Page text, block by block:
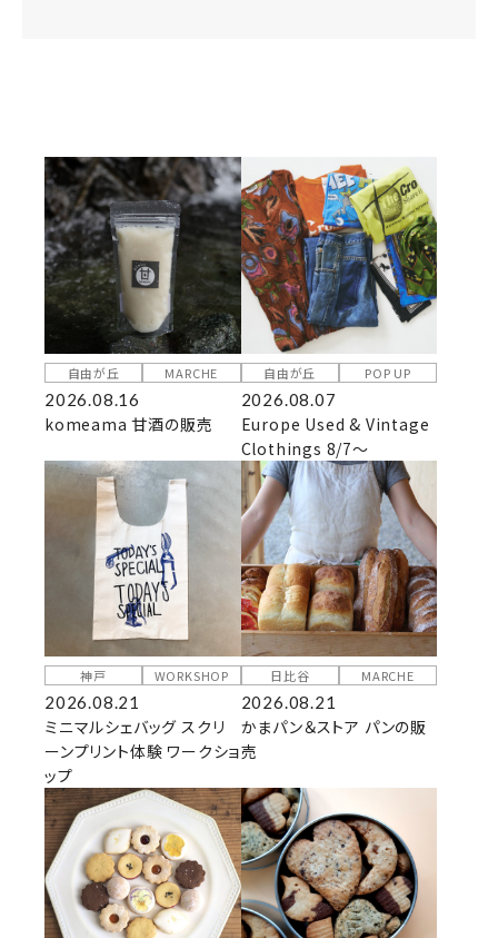
自由が丘 MARCHE
2026.08.16
komeama 甘酒の販売
自由が丘 POP UP
2026.08.07
Europe Used & Vintage
Clothings 8/7～
神戸 WORKSHOP
2026.08.21
ミニマルシェバッグ スクリ
ーンプリント体験 ワークショ
ップ
日比谷 MARCHE
2026.08.21
かまパン＆ストア パンの販
売